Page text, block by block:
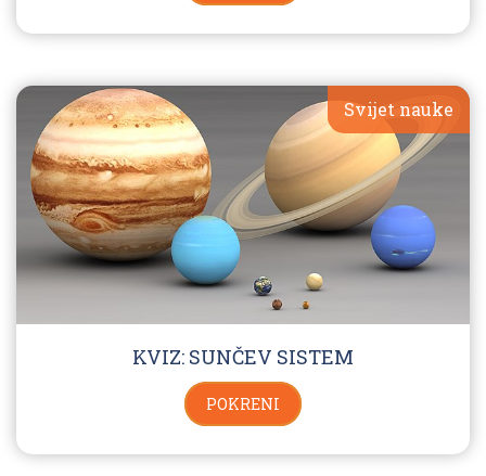
Svijet nauke
KVIZ: SUNČEV SISTEM
POKRENI